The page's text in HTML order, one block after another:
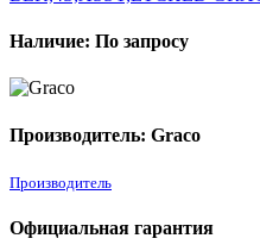
Наличие: По запросу
Производитель: Graco
Производитель
Официальная гарантия